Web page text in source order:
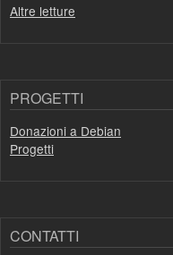
Altre letture
PROGETTI
Donazioni a Debian
Progetti
CONTATTI